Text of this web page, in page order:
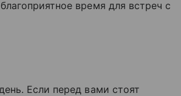
время для встреч с
Если перед вами стоят